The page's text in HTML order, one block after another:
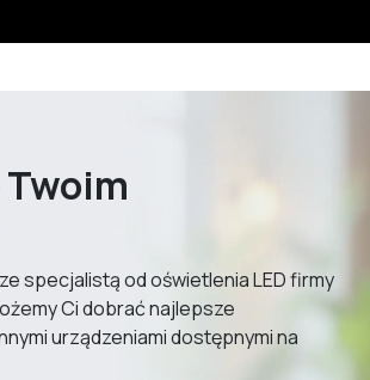
Twoim
specjalistą od oświetlenia LED firmy
Ci dobrać najlepsze
urządzeniami dostępnymi na